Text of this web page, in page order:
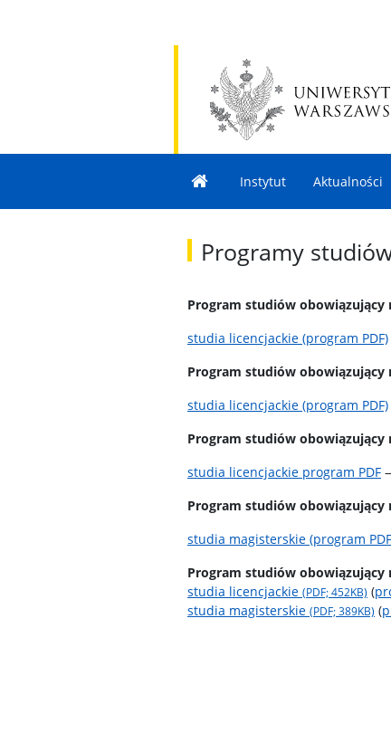
Instytut Aktualności
Programy
Program studiów obowiązujący
studia licencjackie (program PDF)
Program studiów obowiązujący
studia licencjackie (program PDF)
Program studiów obowiązujący
studia licencjackie program PDF
Program studiów obowiązujący
studia magisterskie (program
Program studiów obowiązujący
studia licencjackie (PDF; 452KB) (
studia magisterskie (PDF; 389KB) (